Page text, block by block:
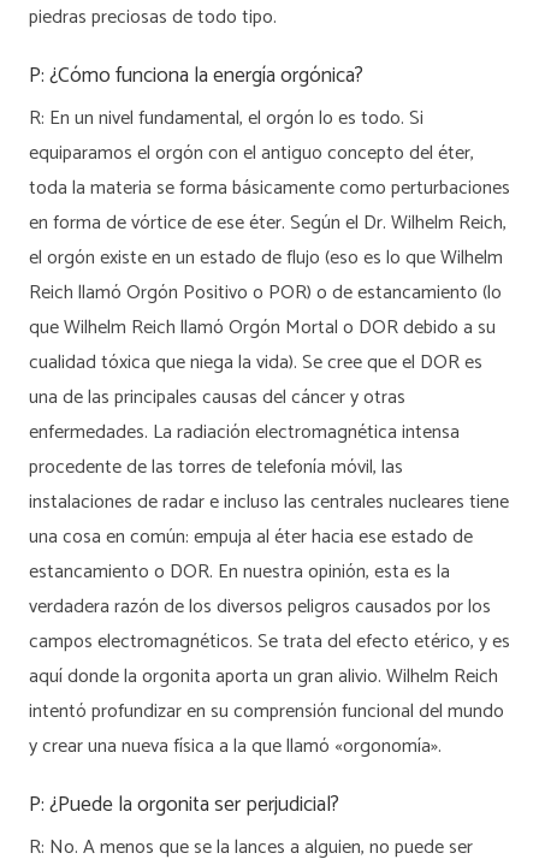
piedras preciosas de todo tipo.
P: ¿Cómo funciona la energía orgónica?
R: En un nivel fundamental, el orgón lo es todo. Si
equiparamos el orgón con el antiguo concepto del éter,
toda la materia se forma básicamente como perturbaciones
en forma de vórtice de ese éter. Según el Dr. Wilhelm Reich,
el orgón existe en un estado de flujo (eso es lo que Wilhelm
Reich llamó Orgón Positivo o POR) o de estancamiento (lo
que Wilhelm Reich llamó Orgón Mortal o DOR debido a su
cualidad tóxica que niega la vida). Se cree que el DOR es
una de las principales causas del cáncer y otras
enfermedades. La radiación electromagnética intensa
procedente de las torres de telefonía móvil, las
instalaciones de radar e incluso las centrales nucleares tiene
una cosa en común: empuja al éter hacia ese estado de
estancamiento o DOR. En nuestra opinión, esta es la
verdadera razón de los diversos peligros causados por los
campos electromagnéticos. Se trata del efecto etérico, y es
aquí donde la orgonita aporta un gran alivio. Wilhelm Reich
intentó profundizar en su comprensión funcional del mundo
y crear una nueva física a la que llamó «orgonomía».
P: ¿Puede la orgonita ser perjudicial?
R: No. A menos que se la lances a alguien, no puede ser